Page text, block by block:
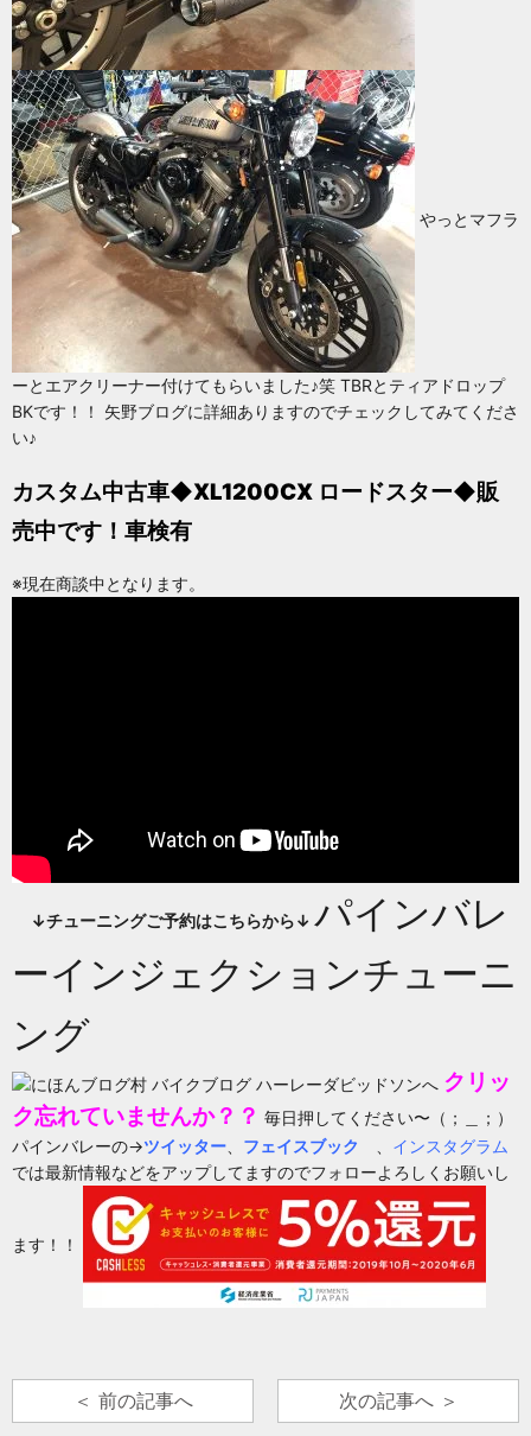
やっとマフラ
ーとエアクリーナー付けてもらいました♪笑 TBRとティアドロップ
BKです！！ 矢野ブログに詳細ありますのでチェックしてみてくださ
い♪
カスタム中古車◆XL1200CX ロードスター◆販
売中です！車検有
※現在商談中となります。
↓チューニングご予約はこちらから↓ パインバレ
ーインジェクションチューニ
ング
クリッ
ク忘れていませんか？？ 毎日押してください〜（；＿；）
パインバレーの→ツイッター フェイスブック
インスタグラム
では最新情報などをアップしてますのでフォローよろしくお願いし
ます！！
＜ 前の記事へ 次の記事へ ＞